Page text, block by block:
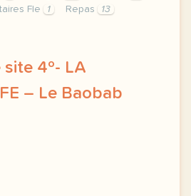
Fle
1 Repas
13
4º- LA
– Le Baobab